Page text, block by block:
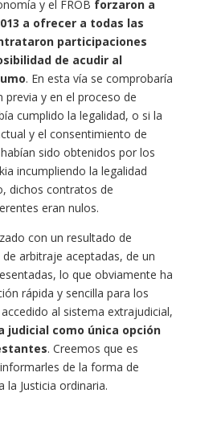
y el FROB forzaron a
a ofrecer a todas las
participaciones
de acudir al
. En esta vía se comprobaría
previa y en el proceso de
cumplido la legalidad, o si la
y el consentimiento de
sido obtenidos por los
incumpliendo la legalidad
dichos contratos de
eran nulos.
con un resultado de
arbitraje aceptadas, de un
lo que obviamente ha
rápida y sencilla para los
al sistema extrajudicial,
judicial como única opción
. Creemos que es
de la forma de
la Justicia ordinaria.